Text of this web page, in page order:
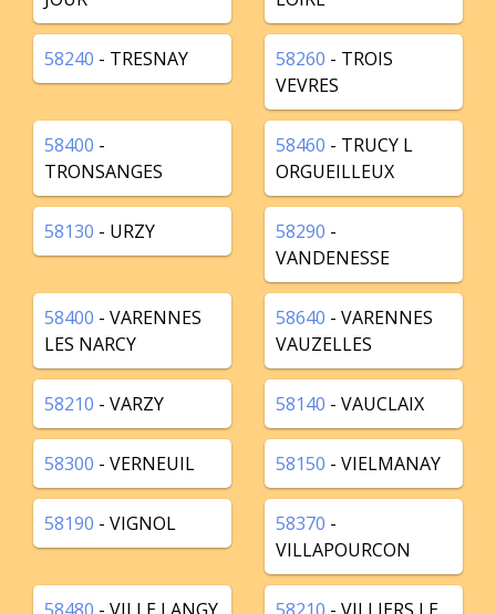
58240 - TRESNAY 58260 - TROIS
VEVRES
58400 -
TRONSANGES
58460 - TRUCY L
ORGUEILLEUX
58130 - URZY 58290 -
VANDENESSE
58400 - VARENNES
LES NARCY
58640 - VARENNES
VAUZELLES
58210 - VARZY 58140 - VAUCLAIX
58300 - VERNEUIL 58150 - VIELMANAY
58190 - VIGNOL 58370 -
VILLAPOURCON